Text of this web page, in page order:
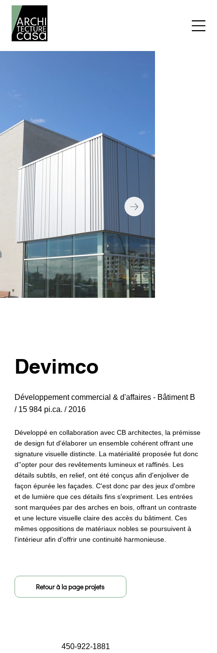
Devimco
Développement commercial & d'affaires - Bâtiment B
/ 15 984 pi.ca. / 2016
Développé en collaboration avec CB architectes, la prémisse
de design fut d'élaborer un ensemble cohérent offrant une
signature visuelle distincte. La matérialité proposée fut donc
d''opter pour des revêtements lumineux et raffinés. Les
détails subtils, en relief, ont été conçus afin d'enjoliver de
façon épurée les façades. C'est donc par des jeux d'ombre
et de lumière que ces détails fins s'expriment. Les entrées
sont marquées par des arches en bois, offrant un contraste
et une lecture visuelle claire des accès du bâtiment. Ces
mêmes oppositions de matériaux nobles se poursuivent à
l'intérieur afin d'offrir une continuité harmonieuse.
Retour à la page projets
450-922-1881